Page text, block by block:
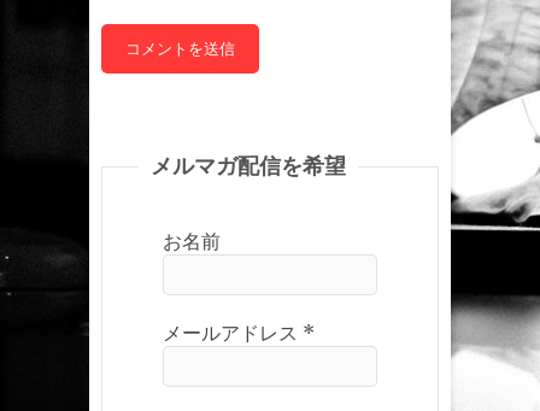
メルマガ配信を希望
お名前
メールアドレス *